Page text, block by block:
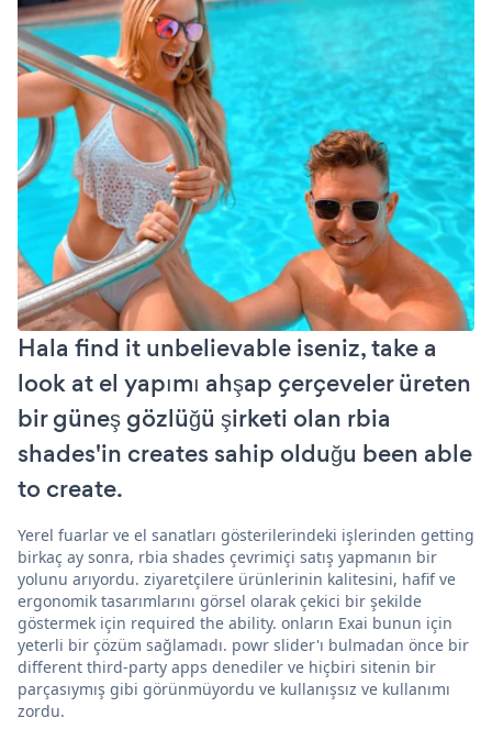
Hala find it unbelievable iseniz, take a
look at el yapımı ahşap çerçeveler üreten
bir güneş gözlüğü şirketi olan rbia
shades'in creates sahip olduğu been able
to create.
Yerel fuarlar ve el sanatları gösterilerindeki işlerinden getting
birkaç ay sonra, rbia shades çevrimiçi satış yapmanın bir
yolunu arıyordu. ziyaretçilere ürünlerinin kalitesini, hafif ve
ergonomik tasarımlarını görsel olarak çekici bir şekilde
göstermek için required the ability. onların Exai bunun için
yeterli bir çözüm sağlamadı. powr slider'ı bulmadan önce bir
different third-party apps denediler ve hiçbiri sitenin bir
parçasıymış gibi görünmüyordu ve kullanışsız ve kullanımı
zordu.